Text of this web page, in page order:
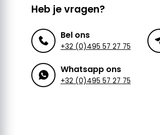
Heb je vragen?
Bel ons
+32 (0)495 57 27 75
Whatsapp ons
+32 (0)495 57 27 75